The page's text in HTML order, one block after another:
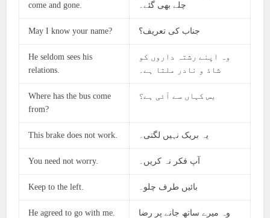
come and gone.
چلے بھی گئے۔
May I know your name? جناب کی تعریف؟
He seldom sees his
relations.
وہ اپنے رشتہ داروں کو
شاذ و نادر ملتا ہے۔
Where has the bus come
from?
بس کہاں سے آئی ہے؟
This brake does not work. یہ بریک نہیں لگتی۔
You need not worry. آپ فکر نہ کریں۔
Keep to the left. بائیں طرف چلو۔
He agreed to go with me.
وہ میرے ساتھ جانے پر رضا